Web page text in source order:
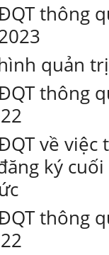
thông
quản
thông
về
ký
thông